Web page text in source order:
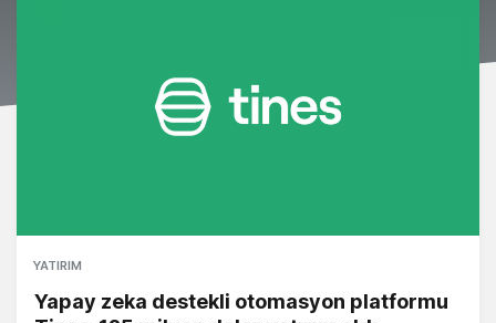
YATIRIM
Yapay zeka destekli otomasyon platformu